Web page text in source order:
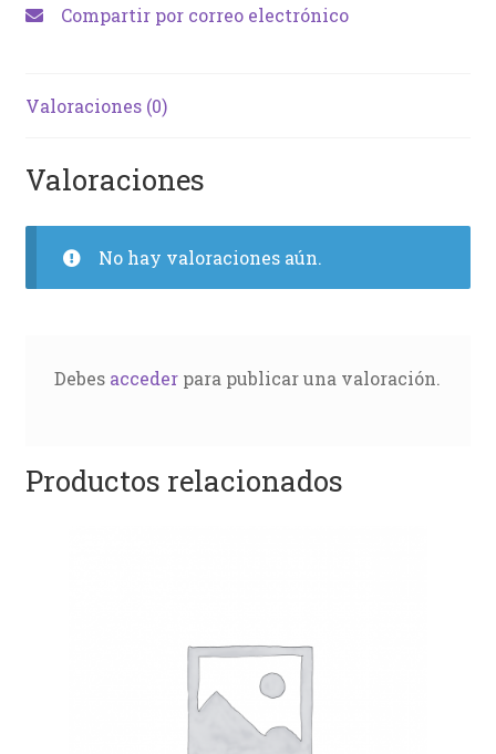
Compartir por correo electrónico
Valoraciones (0)
Valoraciones
No hay valoraciones aún.
Debes accederpara publicar una valoración.
Productos relacionados